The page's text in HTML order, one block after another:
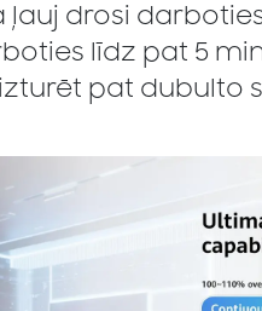
drosi darboties
līdz pat 5
pat dubulto